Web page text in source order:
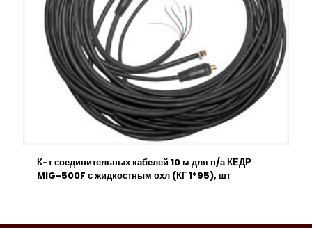
К-т соединительных кабелей 10 м для п/а КЕДР
MIG-500F с жидкостным охл (КГ 1*95), шт